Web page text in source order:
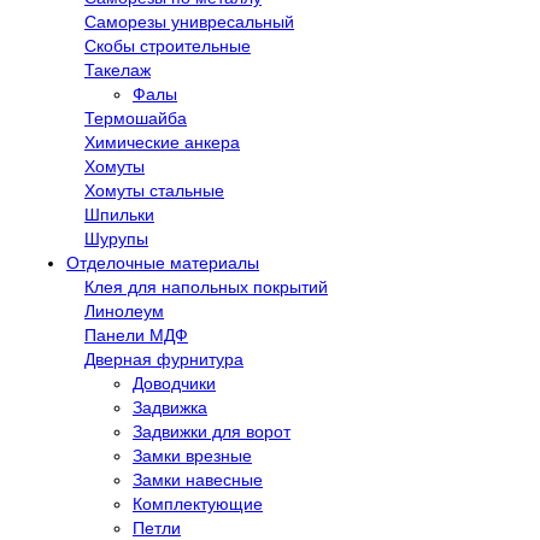
Саморезы унивресальный
Скобы строительные
Такелаж
Фалы
Термошайба
Химические анкера
Хомуты
Хомуты стальные
Шпильки
Шурупы
Отделочные материалы
Клея для напольных покрытий
Линолеум
Панели МДФ
Дверная фурнитура
Доводчики
Задвижка
Задвижки для ворот
Замки врезные
Замки навесные
Комплектующие
Петли